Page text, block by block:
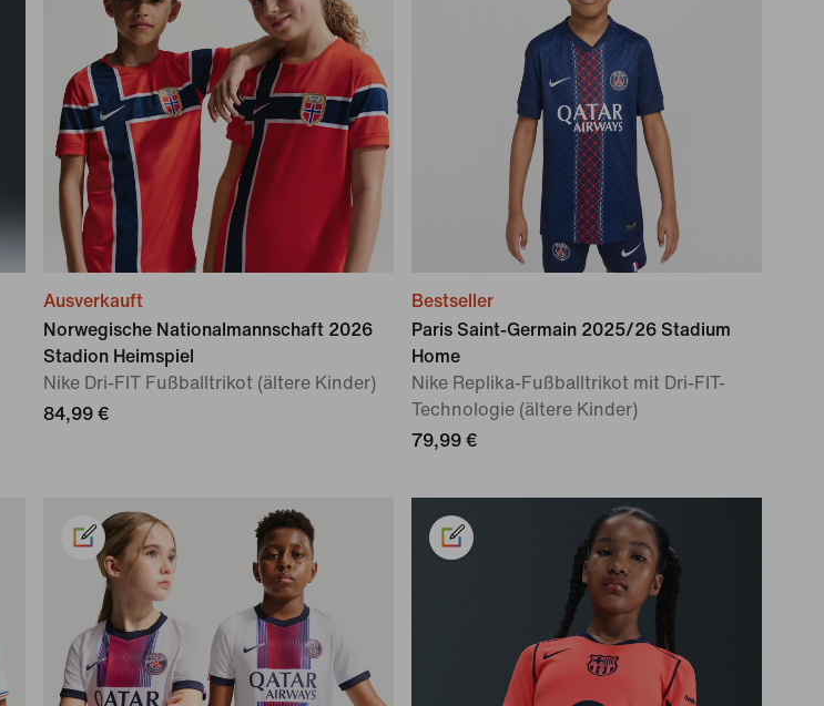
Ausverkauft
Norwegische Nationalmannschaft 2026
Stadion Heimspiel
Nike Dri-FIT Fußballtrikot (ältere Kinder)
84,99 €
Bestseller
Paris Saint-Germain 2025/26 Stadium
Home
Nike Replika-Fußballtrikot mit Dri-FIT-
Technologie (ältere Kinder)
79,99 €